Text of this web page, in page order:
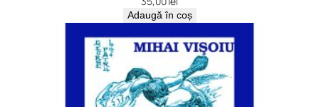
Adaugă în coș